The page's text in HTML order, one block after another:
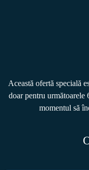
Această ofertă specială
doar pentru următoarele